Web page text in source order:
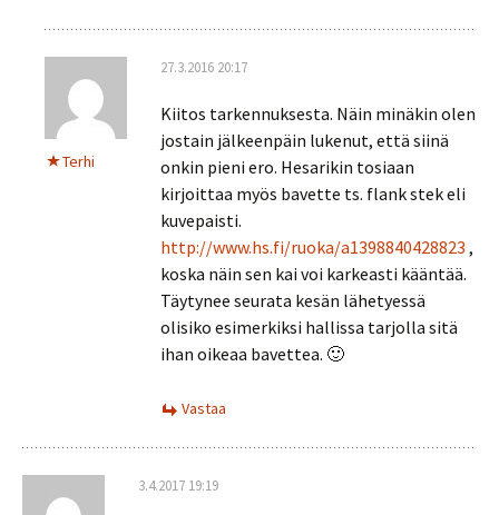
Terhi
27.3.2016 20:17
Kiitos tarkennuksesta. Näin minäkin olen
jostain jälkeenpäin lukenut, että siinä
onkin pieni ero. Hesarikin tosiaan
kirjoittaa myös bavette ts. flank stek eli
kuvepaisti.
http://www.hs.fi/ruoka/a1398840428823 ,
koska näin sen kai voi karkeasti kääntää.
Täytynee seurata kesän lähetyessä
olisiko esimerkiksi hallissa tarjolla sitä
ihan oikeaa bavettea. 🙂
Vastaa
3.4.2017 19:19